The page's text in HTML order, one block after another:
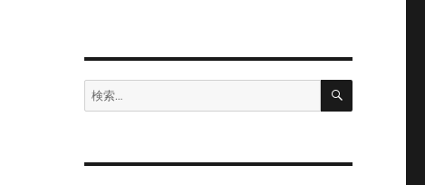
検
索:
検